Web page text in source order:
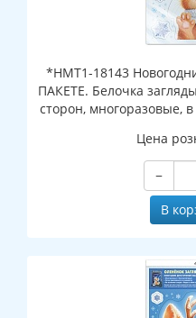
*НМТ1-18143
ПАКЕТЕ. Белочка
сторон, многоразовые,
с европодвесом
Цена
−
В